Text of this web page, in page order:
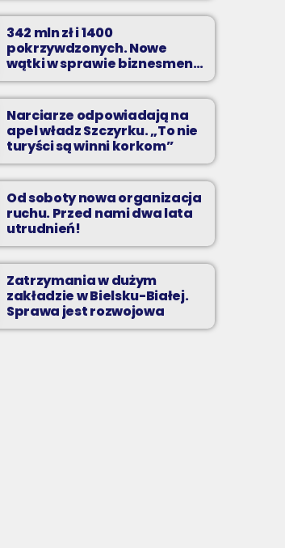
342 mln zł i 1400
pokrzywdzonych. Nowe
wątki w sprawie biznesmena
z Bielska-Białej
Narciarze odpowiadają na
apel władz Szczyrku. „To nie
turyści są winni korkom”
Od soboty nowa organizacja
ruchu. Przed nami dwa lata
utrudnień!
Zatrzymania w dużym
zakładzie w Bielsku-Białej.
Sprawa jest rozwojowa